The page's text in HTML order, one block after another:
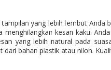
yang lebih lembut
kesan kaku.
yang lebih natural pada
bahan plastik atau nilon.